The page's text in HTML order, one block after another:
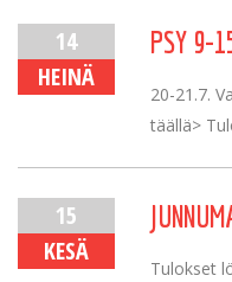
14
HEINÄ
PSY 9-
20-21.7.
täällä>
15
KESÄ
Tulokset